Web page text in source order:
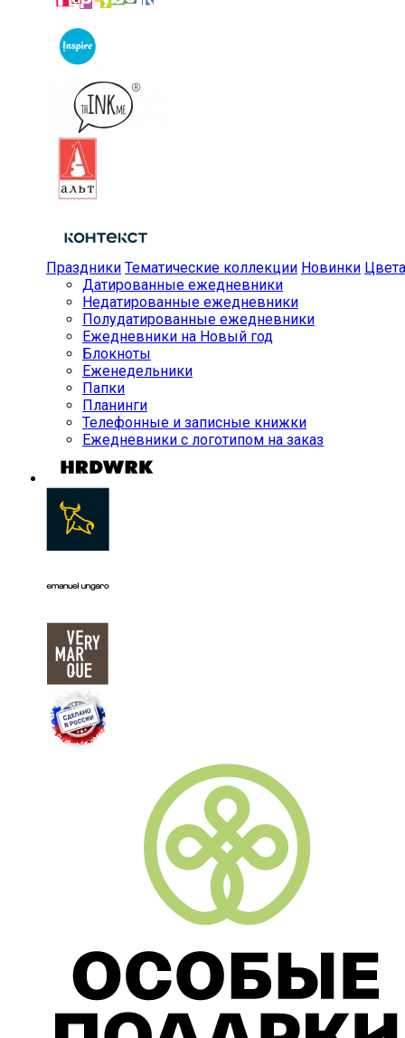
Праздники Тематические коллекции Новинки Цвета
Датированные ежедневники
Недатированные ежедневники
Полудатированные ежедневники
Ежедневники на Новый год
Блокноты
Еженедельники
Папки
Планинги
Телефонные и записные книжки
Ежедневники с логотипом на заказ